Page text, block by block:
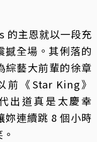
的主恩就以一段充
全場。其俐落的
綜藝大前輩的徐章
《Star King》
出道真是太慶幸
妳連續跳 8 個小時